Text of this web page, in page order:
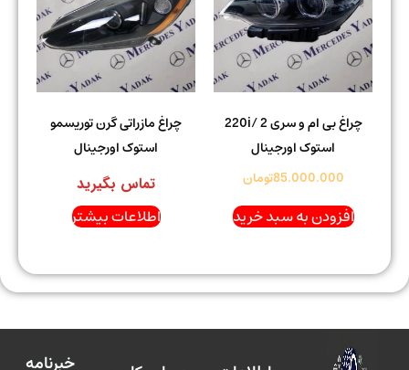
چراغ بی ام و سری 2 /220i
استوک اورجینال
85.000.000تومان
افزودن به سبد خرید
چراغ مازراتی گرن توریسمو
استوک اورجینال
تماس بگیرید
اطلاعات بیشتر
خبرنامه